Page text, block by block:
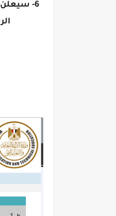
6- سيعلن